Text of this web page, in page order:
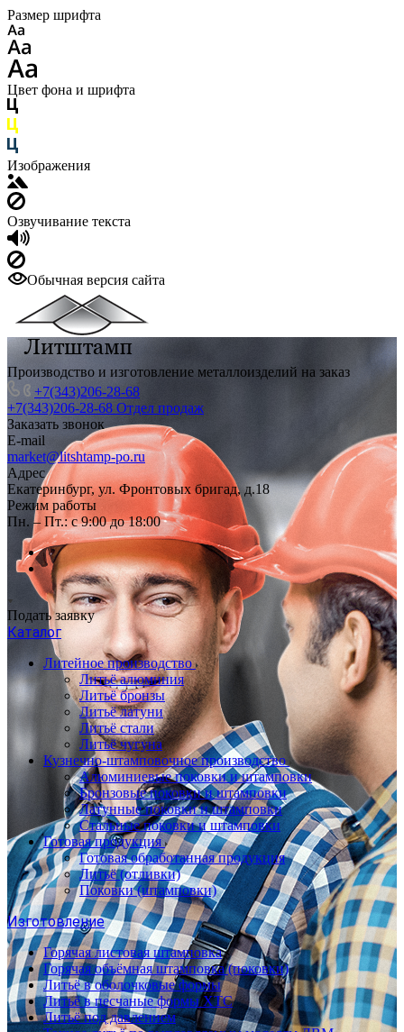
Размер шрифта
Цвет фона и шрифта
Изображения
Озвучивание текста
Обычная версия сайта
Производство и изготовление металлоизделий на заказ
+7(343)206-28-68
+7(343)206-28-68 Отдел продаж
Заказать звонок
E-mail
market@litshtamp-po.ru
Адрес
Екатеринбург, ул. Фронтовых бригад, д.18
Режим работы
Пн. – Пт.: с 9:00 до 18:00
Подать заявку
Каталог
Литейное производство
Литьё алюминия
Литьё бронзы
Литьё латуни
Литьё стали
Литьё чугуна
Кузнечно-штамповочное производство
Алюминиевые поковки и штамповки
Бронзовые поковки и штамповки
Латунные поковки и штамповки
Стальные поковки и штамповки
Готовая продукция
Готовая обработанная продукция
Литьё (отливки)
Поковки (штамповки)
Изготовление
Горячая листовая штамповка
Горячая объёмная штамповка (поковки)
Литьё в оболочковые формы
Литьё в песчаные формы ХТС
Литьё под давлением